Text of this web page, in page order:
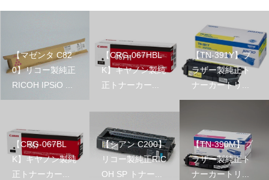
【マゼンタ C82
0】リコー製純正
RICOH IPSiO ...
【CRG-067HBL
K】キヤノン製純
正トナーカー...
【TN-391Y】ブ
ラザー製純正ト
ナーカートリ...
【CRG-067BL
K】キヤノン製純
正トナーカー...
【シアン C200】
リコー製純正RIC
OH SP トナー...
【TN-390M】ブ
ラザー製純正ト
ナーカートリ...